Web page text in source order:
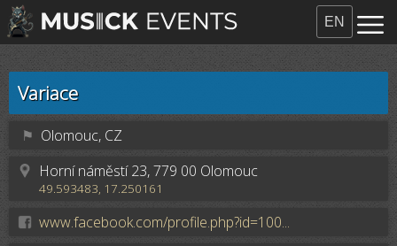
EN
Variace
⚑ Olomouc, CZ
Horní náměstí 23, 779 00 Olomouc
49.593483, 17.250161
www.facebook.com/profile.php?id=100...